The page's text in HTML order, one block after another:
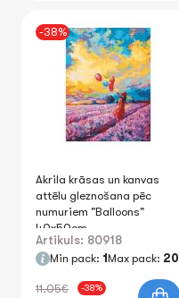
-38%
Akrila krāsas un kanvas
attēlu gleznošana pēc
numuriem "Balloons"
40x50cm
Artikuls: 80918
Min pack: 1Max pack: 20
11.05€ -38%